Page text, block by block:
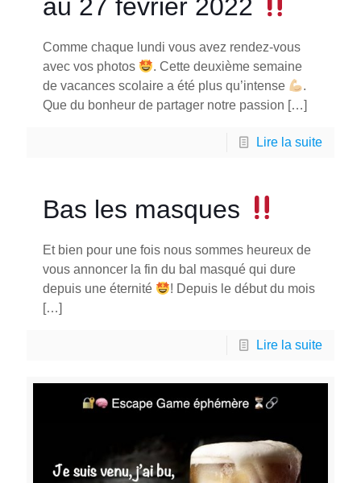
au 27 février 2022
Comme chaque lundi vous avez rendez-vous
avec vos photos
. Cette deuxième semaine
de vacances scolaire a été plus qu’intense
.
Que du bonheur de partager notre passion […]
Lire la suite
Bas les masques
Et bien pour une fois nous sommes heureux de
vous annoncer la fin du bal masqué qui dure
depuis une éternité
! Depuis le début du mois
[…]
Lire la suite